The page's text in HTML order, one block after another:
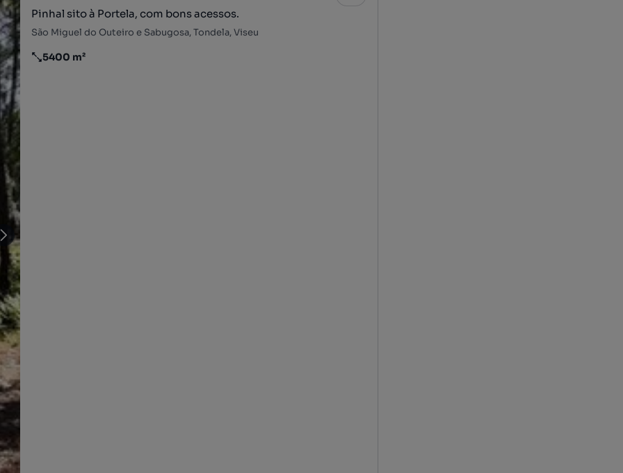
Pinhal sito à Portela, com bons acessos.
São Miguel do Outeiro e Sabugosa, Tondela, Viseu
Preço por metro quadrado
5400 m²